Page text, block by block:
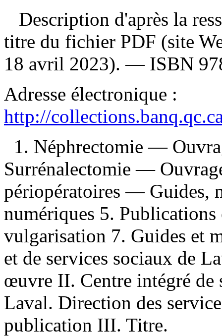
Description d'après la
titre du fichier PDF (site
18 avril 2023). — ISBN
Adresse électronique :
http://
1. Néphrectomie —
Surrénalectomie —
périopératoires — Guides,
numériques 5.
vulgarisation 7. Guides et
et de services sociaux de
œuvre II. Centre intégré de
Laval. Direction des
publication III. Titre.